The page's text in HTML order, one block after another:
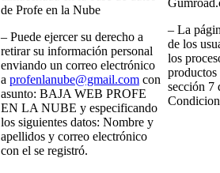
de Profe en la Nube
– Puede ejercer su derecho a
retirar su información personal
enviando un correo electrónico
a profenlanube@gmail.com con
asunto: BAJA WEB PROFE
EN LA NUBE y especificando
los siguientes datos: Nombre y
apellidos y correo electrónico
con el se registró.
– La
de los
los
productos
sección 7